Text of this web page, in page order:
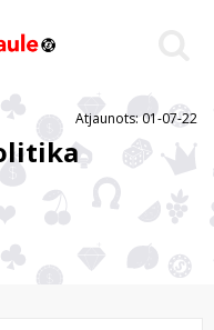
Atjaunots: 01-07-22